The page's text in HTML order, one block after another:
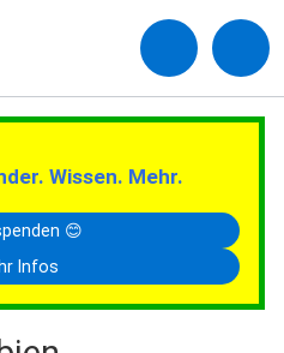
Wissen. Mehr.
😊
Infos